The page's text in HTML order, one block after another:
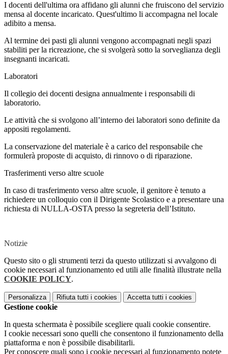
I docenti dell'ultima ora affidano gli alunni che fruiscono del servizio
mensa al docente incaricato. Quest'ultimo li accompagna nel locale
adibito a mensa.
Al termine dei pasti gli alunni vengono accompagnati negli spazi
stabiliti per la ricreazione, che si svolgerà sotto la sorveglianza degli
insegnanti incaricati.
Laboratori
Il collegio dei docenti designa annualmente i responsabili di
laboratorio.
Le attività che si svolgono all’interno dei laboratori sono definite da
appositi regolamenti.
La conservazione del materiale è a carico del responsabile che
formulerà proposte di acquisto, di rinnovo o di riparazione.
Trasferimenti verso altre scuole
In caso di trasferimento verso altre scuole, il genitore è tenuto a
richiedere un colloquio con il Dirigente Scolastico e a presentare una
richiesta di NULLA-OSTA presso la segreteria dell’Istituto.
Notizie
Questo sito o gli strumenti terzi da questo utilizzati si avvalgono di
cookie necessari al funzionamento ed utili alle finalità illustrate nella
COOKIE POLICY.
Personalizza Rifiuta tutti i cookies Accetta tutti i cookies
Gestione cookie
In questa schermata è possibile scegliere quali cookie consentire.
I cookie necessari sono quelli che consentono il funzionamento della
piattaforma e non è possibile disabilitarli.
Per conoscere quali sono i cookie necessari al funzionamento potete